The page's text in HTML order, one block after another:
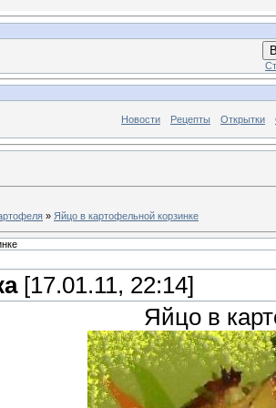
Новости Рецепты Открытки
» Яйцо в картофельной корзинке
[17.01.11, 22:14]
Яйцо в